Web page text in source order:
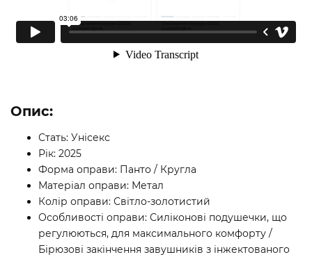
Опис:
Стать: Унісекс
Рік: 2025
Форма оправи: Панто / Кругла
Матеріал оправи: Метал
Колір оправи: Світло-золотистий
Особливості оправи: Силіконові подушечки, що
регулюються, для максимального комфорту /
Бірюзові закінчення завушників з інжектованого